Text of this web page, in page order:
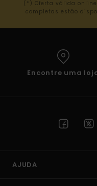
(*) Oferta válida
completas estão
Encontre uma
AJUDA